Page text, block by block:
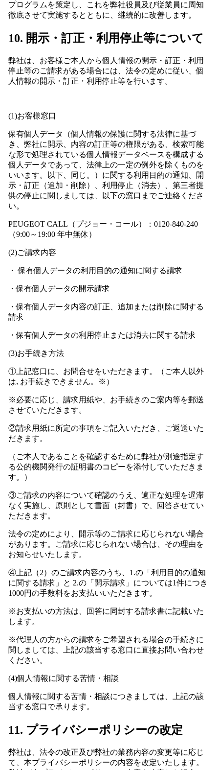
プログラムを策定し、これを弊社役員及び従業員に周知
徹底させて実施するとともに、継続的に改善します。
10. 開示・訂正・利用停止等について
弊社は、お客様ご本人から個人情報の開示・訂正・利用
停止等のご請求がある場合には、法令の定めに従い、個
人情報の開示・訂正・利用停止等を行います。
(1)お客様窓口
保有個人データ（個人情報の保護に関する法律に基づ
き、弊社に開示、内容の訂正等の権限がある、検索可能
な形で処理されている個人情報データベースを構成する
個人データであって、法律上の一定の例外を除くものを
いいます。以下、同じ。）に関する利用目的の通知、開
示・訂正（追加・削除）、利用停止（消去）、第三者提
供の停止に関しましては、以下の窓口までご連絡くださ
い。
PEUGEOT CALL（プジョー・コール）：0120-840-240
（9:00～19:00 年中無休）
(2)ご請求内容
・ 保有個人データの利用目的の通知に関する請求
・保有個人データの開示請求
・保有個人データ内容の訂正、追加または削除に関する
請求
・保有個人データの利用停止または消去に関する請求
(3)お手続き方法
①上記窓口に、お問合せをいただきます。（ご本人以外
は､お手続きできません。※）
※必要に応じ、請求用紙や、お手続きのご案内等を郵送
させていただきます。
②請求用紙に所定の事項をご記入いただき、ご返送いた
だきます。
（ご本人であることを確認するために弊社が別途指定す
る公的機関発行の証明書のコピーを添付していただきま
す。）
③ご請求の内容について確認のうえ、適正な処理を遅滞
なく実施し、原則として書面（封書）で、回答させてい
ただきます。
法令の定めにより、開示等のご請求に応じられない場合
があります。ご請求に応じられない場合は、その理由を
お知らせいたします。
④上記（2）のご請求内容のうち、1.の「利用目的の通知
に関する請求」と 2.の「開示請求」については1件につき
1000円の手数料をお支払いいただきます。
※お支払いの方法は、回答に同封する請求書に記載いた
します。
※代理人の方からの請求をご希望される場合の手続きに
関しましては、上記の該当する窓口に直接お問い合わせ
ください。
(4)個人情報に関する苦情・相談
個人情報に関する苦情・相談につきましては、上記の該
当する窓口で承ります。
11. プライバシーポリシーの改定
弊社は、法令の改正及び弊社の業務内容の変更等に応じ
て、本プライバシーポリシーの内容を改定いたします。